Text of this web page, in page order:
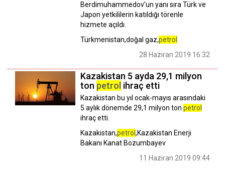
Berdimuhammedov'un yanı sıra Türk ve
Japon yetkililerin katıldığı törenle
hizmete açıldı.
Türkmenistan,doğal gaz,petrol
28 Haziran 2019 16:32
Kazakistan 5 ayda 29,1 milyon
ton petrol ihraç etti
Kazakistan bu yıl ocak-mayıs arasındaki
5 aylık dönemde 29,1 milyon ton petrol
ihraç etti.
Kazakistan,petrol ,Kazakistan Enerji
Bakanı Kanat Bozumbayev
11 Haziran 2019 09:44